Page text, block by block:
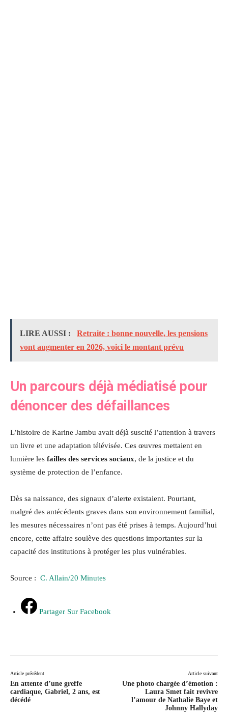
LIRE AUSSI :
Retraite : bonne nouvelle, les pensions
vont augmenter en 2026, voici le montant prévu
Un parcours déjà médiatisé pour
dénoncer des défaillances
L’histoire de Karine Jambu avait déjà suscité l’attention à travers
un livre et une adaptation télévisée. Ces œuvres mettaient en
lumière les failles des services sociaux, de la justice et du
système de protection de l’enfance.
Dès sa naissance, des signaux d’alerte existaient. Pourtant,
malgré des antécédents graves dans son environnement familial,
les mesures nécessaires n’ont pas été prises à temps. Aujourd’hui
encore, cette affaire soulève des questions importantes sur la
capacité des institutions à protéger les plus vulnérables.
Source : C. Allain/20 Minutes
Partager Sur Facebook
Article précédent
En attente d’une greffe
cardiaque, Gabriel, 2 ans, est
décédé
Article suivant
Une photo chargée d’émotion :
Laura Smet fait revivre
l’amour de Nathalie Baye et
Johnny Hallyday